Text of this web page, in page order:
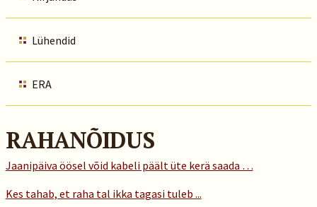
Lühendid
ERA
RAHANÕIDUS
Jaanipäiva öösel võid kabeli päält üte kerä saada …
Kes tahab, et raha tal ikka tagasi tuleb ...